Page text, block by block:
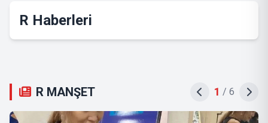
R Haberleri
R MANŞET 2 / 6